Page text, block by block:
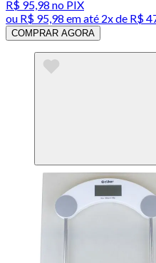
R$ 95,98 no PIX
ou R$ 95,98 em até 2x de R$
COMPRAR AGORA